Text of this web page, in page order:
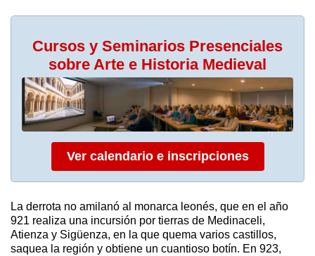
Cursos y Seminarios Presenciales
sobre Arte e Historia Medieval
Ver calendario e inscripciones
La derrota no amilanó al monarca leonés, que en el año
921 realiza una incursión por tierras de Medinaceli,
Atienza y Sigüenza, en la que quema varios castillos,
saquea la región y obtiene un cuantioso botín. En 923,